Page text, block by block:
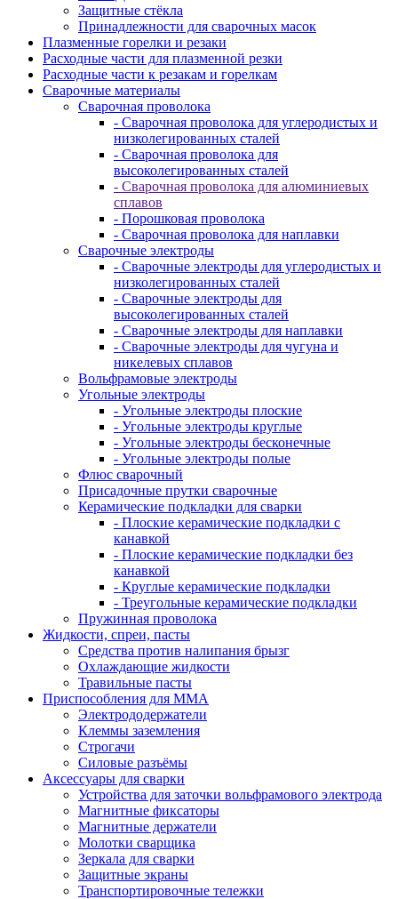
Защитные стёкла
Принадлежности для сварочных масок
Плазменные горелки и резаки
Расходные части для плазменной резки
Расходные части к резакам и горелкам
Сварочные материалы
Сварочная проволока
- Сварочная проволока для углеродистых и
низколегированных сталей
- Сварочная проволока для
высоколегированных сталей
- Сварочная проволока для алюминиевых
сплавов
- Порошковая проволока
- Сварочная проволока для наплавки
Сварочные электроды
- Сварочные электроды для углеродистых и
низколегированных сталей
- Сварочные электроды для
высоколегированных сталей
- Сварочные электроды для наплавки
- Сварочные электроды для чугуна и
никелевых сплавов
Вольфрамовые электроды
Угольные электроды
- Угольные электроды плоские
- Угольные электроды круглые
- Угольные электроды бесконечные
- Угольные электроды полые
Флюс сварочный
Присадочные прутки сварочные
Керамические подкладки для сварки
- Плоские керамические подкладки с
канавкой
- Плоские керамические подкладки без
канавкой
- Круглые керамические подкладки
- Треугольные керамические подкладки
Пружинная проволока
Жидкости, спреи, пасты
Средства против налипания брызг
Охлаждающие жидкости
Травильные пасты
Приспособления для ММА
Электрододержатели
Клеммы заземления
Строгачи
Силовые разъёмы
Аксессуары для сварки
Устройства для заточки вольфрамового электрода
Магнитные фиксаторы
Магнитные держатели
Молотки сварщика
Зеркала для сварки
Защитные экраны
Транспортировочные тележки